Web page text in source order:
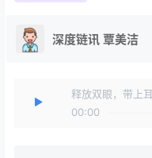
深度链讯 覃美洁
释放双眼，带上
00:00